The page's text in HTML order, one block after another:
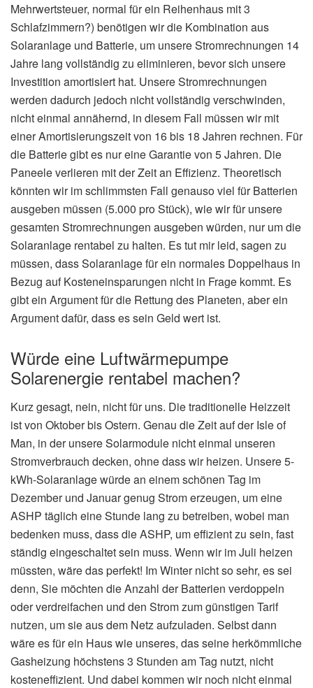
Mehrwertsteuer, normal für ein Reihenhaus mit 3
Schlafzimmern?) benötigen wir die Kombination aus
Solaranlage und Batterie, um unsere Stromrechnungen 14
Jahre lang vollständig zu eliminieren, bevor sich unsere
Investition amortisiert hat. Unsere Stromrechnungen
werden dadurch jedoch nicht vollständig verschwinden,
nicht einmal annähernd, in diesem Fall müssen wir mit
einer Amortisierungszeit von 16 bis 18 Jahren rechnen. Für
die Batterie gibt es nur eine Garantie von 5 Jahren. Die
Paneele verlieren mit der Zeit an Effizienz. Theoretisch
könnten wir im schlimmsten Fall genauso viel für Batterien
ausgeben müssen (5.000 pro Stück), wie wir für unsere
gesamten Stromrechnungen ausgeben würden, nur um die
Solaranlage rentabel zu halten. Es tut mir leid, sagen zu
müssen, dass Solaranlage für ein normales Doppelhaus in
Bezug auf Kosteneinsparungen nicht in Frage kommt. Es
gibt ein Argument für die Rettung des Planeten, aber ein
Argument dafür, dass es sein Geld wert ist.
Würde eine Luftwärmepumpe
Solarenergie rentabel machen?
Kurz gesagt, nein, nicht für uns. Die traditionelle Heizzeit
ist von Oktober bis Ostern. Genau die Zeit auf der Isle of
Man, in der unsere Solarmodule nicht einmal unseren
Stromverbrauch decken, ohne dass wir heizen. Unsere 5-
kWh-Solaranlage würde an einem schönen Tag im
Dezember und Januar genug Strom erzeugen, um eine
ASHP täglich eine Stunde lang zu betreiben, wobei man
bedenken muss, dass die ASHP, um effizient zu sein, fast
ständig eingeschaltet sein muss. Wenn wir im Juli heizen
müssten, wäre das perfekt! Im Winter nicht so sehr, es sei
denn, Sie möchten die Anzahl der Batterien verdoppeln
oder verdreifachen und den Strom zum günstigen Tarif
nutzen, um sie aus dem Netz aufzuladen. Selbst dann
wäre es für ein Haus wie unseres, das seine herkömmliche
Gasheizung höchstens 3 Stunden am Tag nutzt, nicht
kosteneffizient. Und dabei kommen wir noch nicht einmal